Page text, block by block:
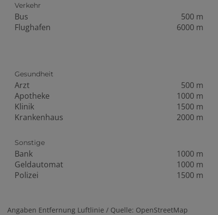
Verkehr
Bus
500 m
Flughafen
6000 m
Gesundheit
Arzt
500 m
Apotheke
1000 m
Klinik
1500 m
Krankenhaus
2000 m
Sonstige
Bank
1000 m
Geldautomat
1000 m
Polizei
1500 m
Angaben Entfernung Luftlinie / Quelle: OpenStreetMap